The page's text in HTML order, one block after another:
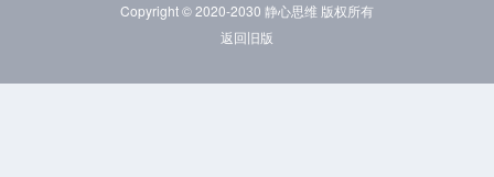
Copyright © 2020-2030 静心思维 版权所有
返回旧版